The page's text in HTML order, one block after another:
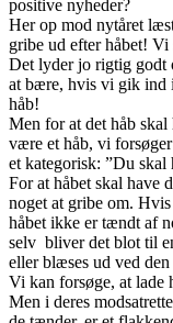
positive nyheder?
Her op mod nytåret
gribe ud efter håbet! Vi
Det lyder jo rigtig godt
at bære, hvis vi gik ind
håb!
Men for at det håb
være et håb, vi
et kategorisk: ”Du
For at håbet skal have
noget at gribe om.
håbet ikke er tændt af
selv bliver det blot til
eller blæses ud ved
Vi kan forsøge, at lade
Men i deres